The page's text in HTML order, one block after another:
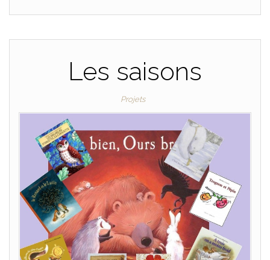
Les saisons
Projets